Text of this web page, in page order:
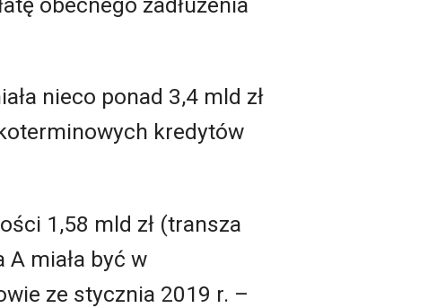
nieco ponad 3,4 mld zł
kredytów
1,58 mld zł (transza
A miała być w
ze stycznia 2019 r. –